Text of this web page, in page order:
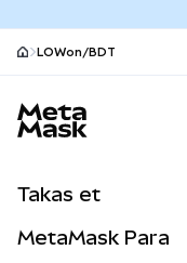
LOWon/BDT
Takas et
MetaMask Para